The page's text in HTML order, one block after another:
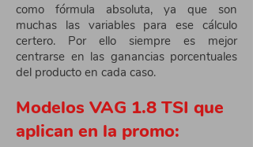
como fórmula absoluta, ya que son
muchas las variables para ese cálculo
certero. Por ello siempre es mejor
centrarse en las ganancias porcentuales
del producto en cada caso.
Modelos VAG 1.8 TSI que
aplican en la promo: